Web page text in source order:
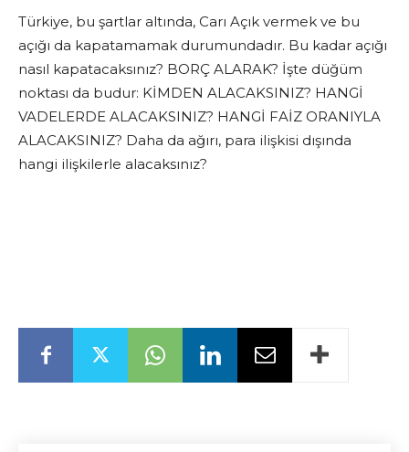
Türkiye, bu şartlar altında, Carı Açık vermek ve bu
açığı da kapatamamak durumundadır. Bu kadar açığı
nasıl kapatacaksınız? BORÇ ALARAK? İşte düğüm
noktası da budur: KİMDEN ALACAKSINIZ? HANGİ
VADELERDE ALACAKSINIZ? HANGİ FAİZ ORANIYLA
ALACAKSINIZ? Daha da ağırı, para ilişkisi dışında
hangi ilişkilerle alacaksınız?